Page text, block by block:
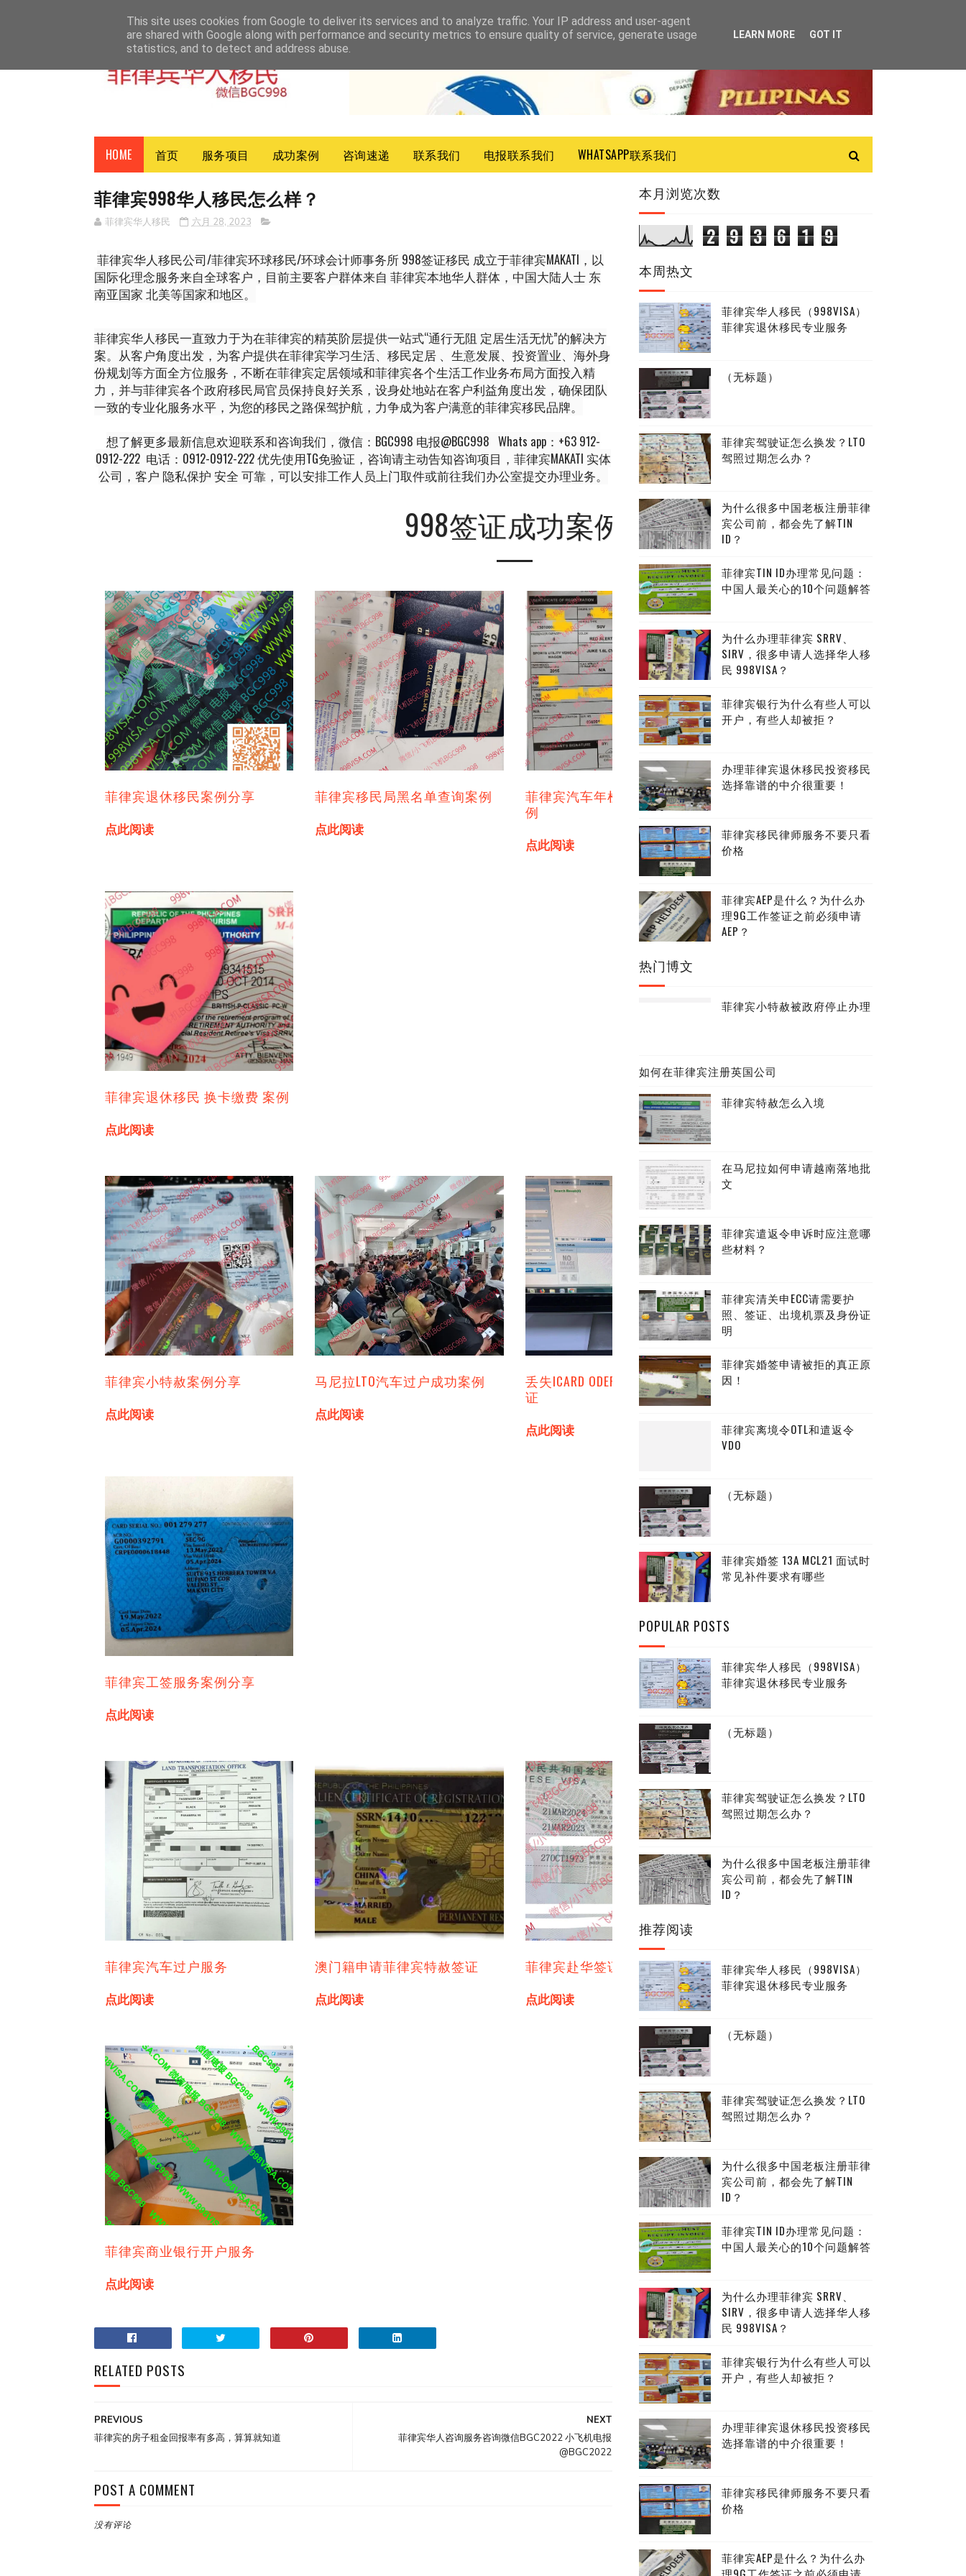
ABOUT CONTACT
HOME 首页 服务项目 成功案例 咨询速递 联系我们 电报联系我们 WHATSAPP联系我们
菲律宾998华人移民怎么样？
菲律宾华人移民 六月 28, 2023
菲律宾华人移民公司/菲律宾环球移民/环球会计师事务所 998签证移民 成立于菲律宾MAKATI，以
国际化理念服务来自全球客户，目前主要客户群体来自 菲律宾本地华人群体，中国大陆人士 东
南亚国家 北美等国家和地区。
菲律宾华人移民一直致力于为在菲律宾的精英阶层提供一站式“通行无阻 定居生活无忧”的解决方
案。从客户角度出发，为客户提供在菲律宾学习生活、移民定居 、生意发展、投资置业、海外身
份规划等方面全方位服务，不断在菲律宾定居领域和菲律宾各个生活工作业务布局方面投入精
力，并与菲律宾各个政府移民局官员保持良好关系，设身处地站在客户利益角度出发，确保团队
一致的专业化服务水平，为您的移民之路保驾护航，力争成为客户满意的菲律宾移民品牌。
想了解更多最新信息欢迎联系和咨询我们，微信：BGC998 电报@BGC998 Whats app：+63 912-
0912-222 电话：0912-0912-222 优先使用TG免验证，咨询请主动告知咨询项目，菲律宾MAKATI 实体
公司，客户 隐私保护 安全 可靠，可以安排工作人员上门取件或前往我们办公室提交办理业务。
998签证成功案例
菲律宾退休移民案例分享
点此阅读
菲律宾移民局黑名单查询案例
点此阅读
菲律宾汽车年检免出席成功案
例
点此阅读
菲律宾退休移民 换卡缴费 案例
点此阅读
菲律宾小特赦案例分享
点此阅读
马尼拉LTO汽车过户成功案例
点此阅读
丢失ICARD ODER 原件后降签签
证
点此阅读
菲律宾工签服务案例分享
点此阅读
菲律宾汽车过户服务
点此阅读
澳门籍申请菲律宾特赦签证
点此阅读
菲律宾赴华签证
点此阅读
菲律宾商业银行开户服务
点此阅读
RELATED POSTS
NEXT
菲律宾华人咨询服务咨询微信BGC2022 小飞机电报
@BGC2022
PREVIOUS
菲律宾的房子租金回报率有多高，算算就知道
POST A COMMENT
没有评论
本月浏览次数
2 9 3 6 1 9
本周热文
菲律宾华人移民（998VISA）
菲律宾退休移民专业服务
（无标题）
菲律宾驾驶证怎么换发？LTO
驾照过期怎么办？
为什么很多中国老板注册菲律
宾公司前，都会先了解TIN
ID？
菲律宾TIN ID办理常见问题：
中国人最关心的10个问题解答
为什么办理菲律宾 SRRV、
SIRV，很多申请人选择华人移
民 998VISA？
菲律宾银行为什么有些人可以
开户，有些人却被拒？
办理菲律宾退休移民投资移民
选择靠谱的中介很重要！
菲律宾移民律师服务不要只看
价格
菲律宾AEP是什么？为什么办
理9G工作签证之前必须申请
AEP？
热门博文
菲律宾小特赦被政府停止办理
如何在菲律宾注册英国公司
菲律宾特赦怎么入境
在马尼拉如何申请越南落地批
文
菲律宾遣返令申诉时应注意哪
些材料？
菲律宾清关申ECC请需要护
照、签证、出境机票及身份证
明
菲律宾婚签申请被拒的真正原
因！
菲律宾离境令OTL和遣返令
VDO
（无标题）
菲律宾婚签 13A MCL21 面试时
常见补件要求有哪些
POPULAR POSTS
菲律宾华人移民（998VISA）
菲律宾退休移民专业服务
（无标题）
菲律宾驾驶证怎么换发？LTO
驾照过期怎么办？
为什么很多中国老板注册菲律
宾公司前，都会先了解TIN
ID？
推荐阅读
菲律宾华人移民（998VISA）
菲律宾退休移民专业服务
（无标题）
菲律宾驾驶证怎么换发？LTO
驾照过期怎么办？
为什么很多中国老板注册菲律
宾公司前，都会先了解TIN
ID？
菲律宾TIN ID办理常见问题：
中国人最关心的10个问题解答
为什么办理菲律宾 SRRV、
SIRV，很多申请人选择华人移
民 998VISA？
菲律宾银行为什么有些人可以
开户，有些人却被拒？
办理菲律宾退休移民投资移民
选择靠谱的中介很重要！
菲律宾移民律师服务不要只看
价格
菲律宾AEP是什么？为什么办
This site uses cookies from Google to deliver its services and to analyze traffic. Your IP address and user-agent
are shared with Google along with performance and security metrics to ensure quality of service, generate usage
statistics, and to detect and address abuse.
LEARN MORE GOT IT